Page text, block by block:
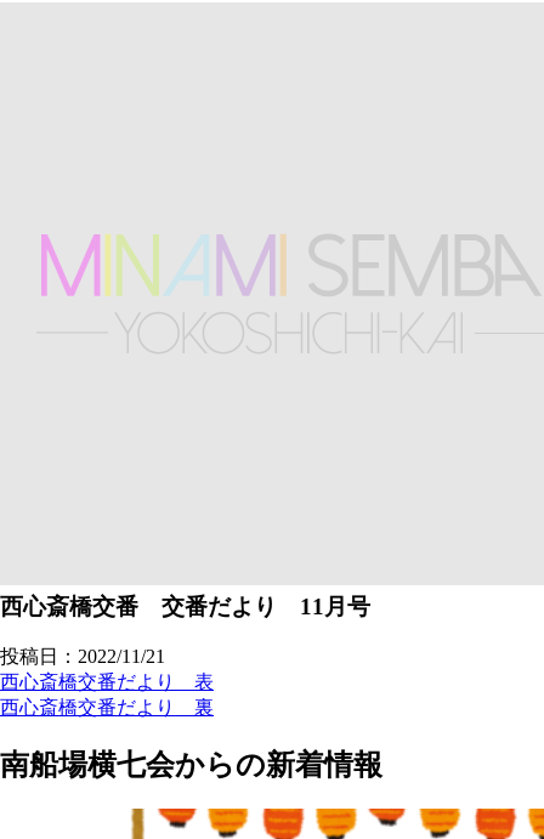
西心斎橋交番 交番だより 11月号
投稿日：2022/11/21
西心斎橋交番だより 表
西心斎橋交番だより 裏
南船場横七会からの新着情報